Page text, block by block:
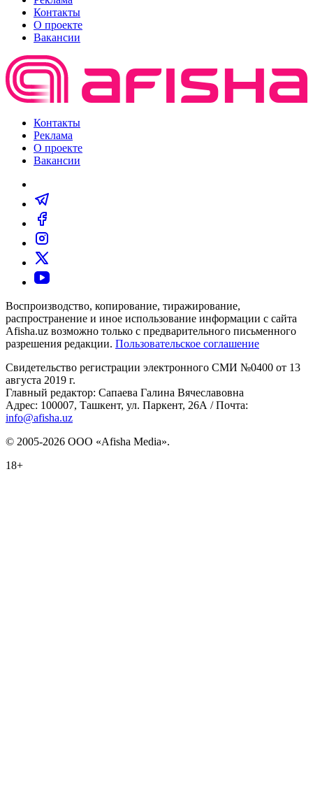
Контакты
О проекте
Вакансии
Контакты
Реклама
О проекте
Вакансии
Воспроизводство, копирование, тиражирование,
распространение и иное использование информации с сайта
Afisha.uz возможно только с предварительного письменного
разрешения редакции. Пользовательское соглашение
Свидетельство регистрации электронного СМИ №0400 от 13
августа 2019 г.
Главный редактор: Сапаева Галина Вячеславовна
Адрес: 100007, Ташкент, ул. Паркент, 26А / Почта:
info@afisha.uz
© 2005-2026 ООО «Afisha Media».
18+